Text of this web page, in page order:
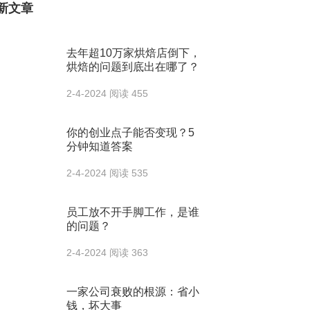
文章
去年超10万家烘焙店倒下，
烘焙的问题到底出在哪了？
2-4-2024 阅读 455
你的创业点子能否变现？5
分钟知道答案
2-4-2024 阅读 535
员工放不开手脚工作，是谁
的问题？
2-4-2024 阅读 363
一家公司衰败的根源：省小
钱，坏大事